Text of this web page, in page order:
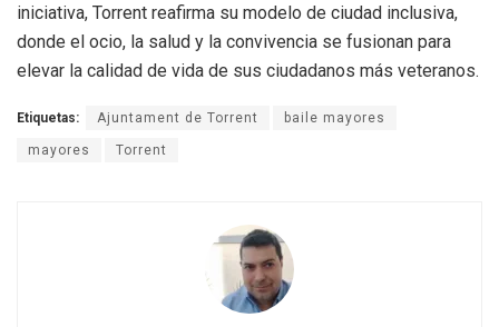
iniciativa, Torrent reafirma su modelo de ciudad inclusiva,
donde el ocio, la salud y la convivencia se fusionan para
elevar la calidad de vida de sus ciudadanos más veteranos.
Etiquetas: Ajuntament de Torrent baile mayores
mayores Torrent